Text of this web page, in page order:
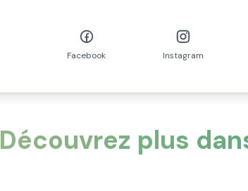
Facebook Instagram
Découvrez plus